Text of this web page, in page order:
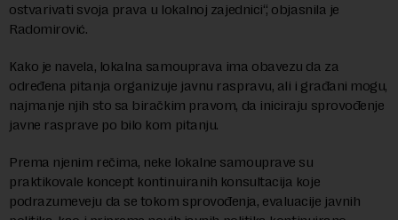
ostvarivati svoja prava u lokalnoj zajednici“, objasnila je
Radomirović.
Kako je navela, lokalna samouprava ima obavezu da za
određena pitanja organizuje javnu raspravu, ali i građani mogu,
najmanje njih sto sa biračkim pravom, da iniciraju sprovođenje
javne rasprave po bilo kom pitanju.
Prema njenim rečima, neke lokalne samouprave su
praktikovale koncept kontinuiranih konsultacija koje
podrazumeveju da se tokom sprovođenja, evaluacije javnih